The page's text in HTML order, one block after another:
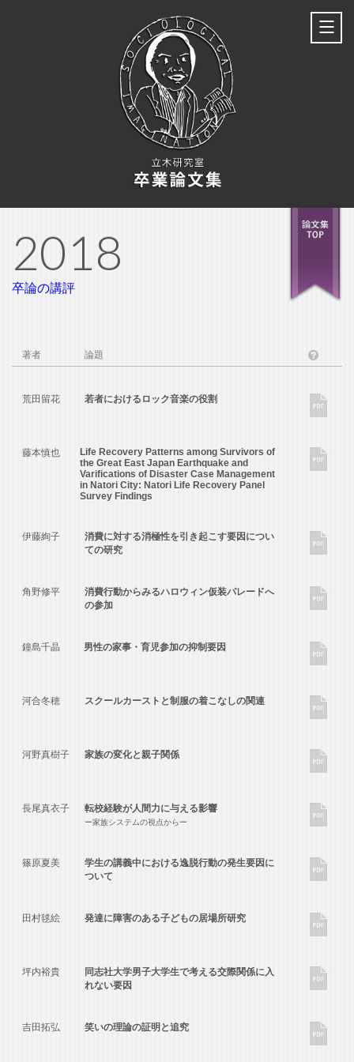
2018
卒論の講評
著者 論題 ?
荒田留花 若者におけるロック音楽の役割
藤本慎也
Life Recovery Patterns among Survivors of
the Great East Japan Earthquake and
Varifications of Disaster Case Management
in Natori City: Natori Life Recovery Panel
Survey Findings
伊藤絢子
消費に対する消極性を引き起こす要因につい
ての研究
角野修平
消費行動からみるハロウィン仮装パレードへ
の参加
鐘島千晶 男性の家事・育児参加の抑制要因
河合冬穂 スクールカーストと制服の着こなしの関連
河野真樹子 家族の変化と親子関係
長尾真衣子 転校経験が人間力に与える影響
ー家族システムの視点からー
篠原夏美
学生の講義中における逸脱行動の発生要因に
ついて
田村毬絵 発達に障害のある子どもの居場所研究
坪内裕貴
同志社大学男子大学生で考える交際関係に入
れない要因
吉田拓弘 笑いの理論の証明と追究